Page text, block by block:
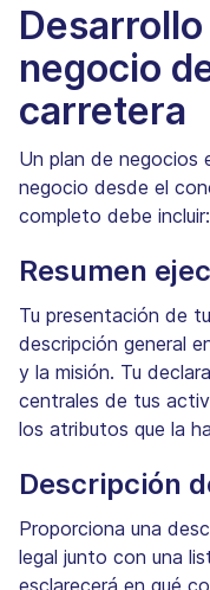
negocio
carretera
Un plan de negocios
negocio desde el
completo debe incluir:
Resumen
Tu presentación de
descripción general
y la misión. Tu
centrales de tus
los atributos que la
Descripción
Proporciona una
legal junto con una
esclarecerá en qué